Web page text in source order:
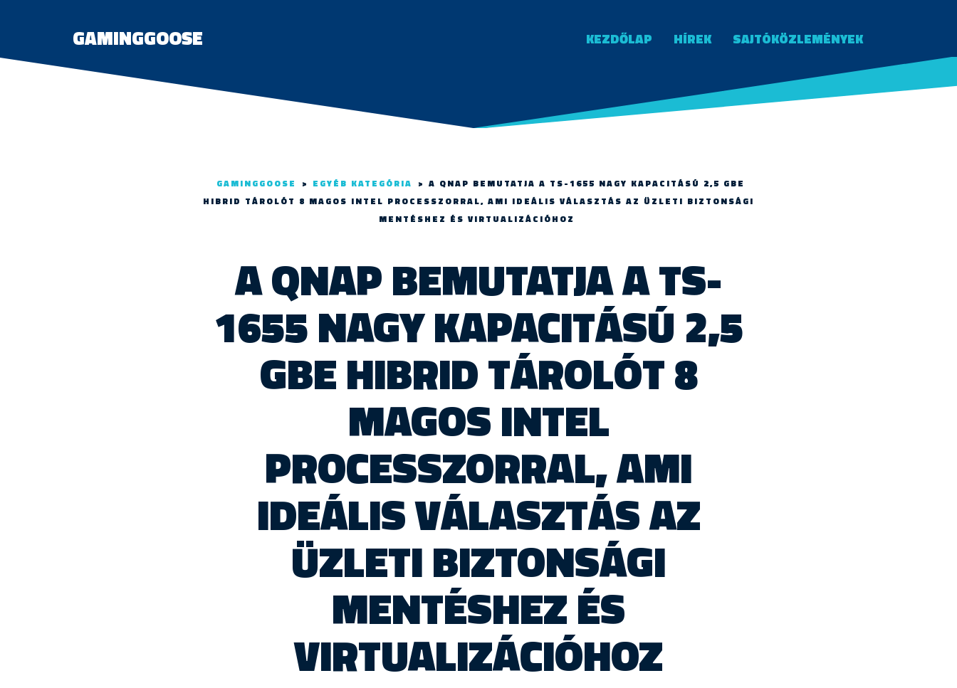
GAMINGGOOSE KEZDŐLAP HÍREK SAJTÓKÖZLEMÉNYEK
GAMINGGOOSE > EGYÉB KATEGÓRIA > A QNAP BEMUTATJA A TS-1655 NAGY KAPACITÁSÚ 2,5 GBE
HIBRID TÁROLÓT 8 MAGOS INTEL PROCESSZORRAL, AMI IDEÁLIS VÁLASZTÁS AZ ÜZLETI BIZTONSÁGI
MENTÉSHEZ ÉS VIRTUALIZÁCIÓHOZ
A QNAP BEMUTATJA A TS-
1655 NAGY KAPACITÁSÚ 2,5
GBE HIBRID TÁROLÓT 8
MAGOS INTEL
PROCESSZORRAL, AMI
IDEÁLIS VÁLASZTÁS AZ
ÜZLETI BIZTONSÁGI
MENTÉSHEZ ÉS
VIRTUALIZÁCIÓHOZ